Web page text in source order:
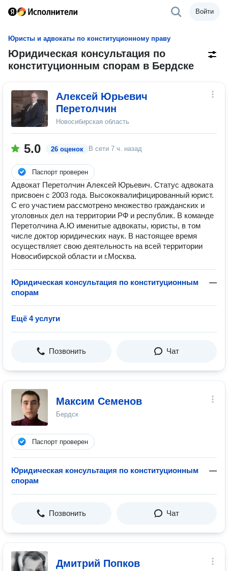
Войти
Юристы и адвокаты по конституционному праву
Юридическая консультация по
конституционным спорам в Бердске
Алексей Юрьевич
Перетолчин
Новосибирская область
5.0 26 оценок В сети 7 ч. назад
Паспорт проверен
Адвокат Перетолчин Алексей Юрьевич. Статус адвоката
присвоен с 2003 года. Высококвалифицированный юрист.
С его участием рассмотрено множество гражданских и
уголовных дел на территории РФ и республик. В команде
Перетолчина А.Ю именитые адвокаты, юристы, в том
числе доктор юридических наук. В настоящее время
осуществляет свою деятельность на всей территории
Новосибирской области и г.Москва.
Юридическая консультация по конституционным
спорам
—
Ещё 4 услуги
Позвонить Чат
Максим Семенов
Бердск
Паспорт проверен
Юридическая консультация по конституционным
спорам
—
Позвонить Чат
Дмитрий Попков